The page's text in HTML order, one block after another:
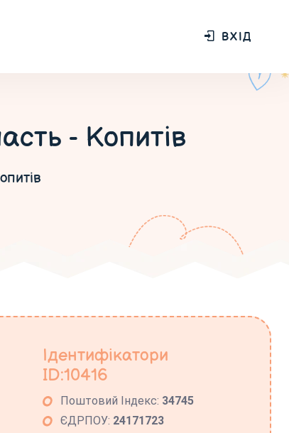
ВХІД
- Копитів
Ідентифікатори
ID:10416
Поштовий Індекс: 34745
ЄДРПОУ: 24171723